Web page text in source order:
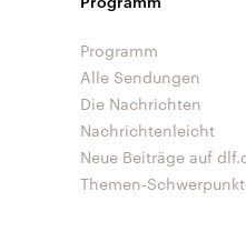
Programm
Alle Sendungen
Die Nachrichten
Nachrichtenleicht
Neue Beiträge auf
Themen-